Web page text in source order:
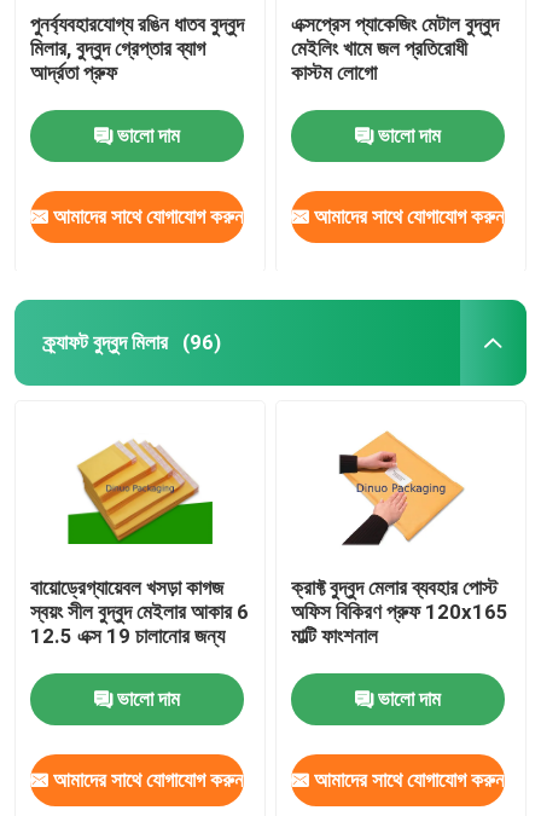
পুনর্ব্যবহারযোগ্য রঙিন ধাতব বুদ্বুদ
মিলার, বুদ্বুদ গ্রেপ্তার ব্যাগ
আর্দ্রতা প্রুফ
ভালো দাম
আমাদের সাথে যোগাযোগ করুন
এক্সপ্রেস প্যাকেজিং মেটাল বুদ্বুদ
মেইলিং খামে জল প্রতিরোধী
কাস্টম লোগো
ভালো দাম
আমাদের সাথে যোগাযোগ করুন
ক্র্যাফট বুদ্বুদ মিলার (96)
বায়োড্রেগ্যায়েবল খসড়া কাগজ
স্বয়ং সীল বুদ্বুদ মেইলার আকার 6
12.5 এক্স 19 চালানোর জন্য
ভালো দাম
আমাদের সাথে যোগাযোগ করুন
ক্রাফ্ট বুদ্বুদ মেলার ব্যবহার পোস্ট
অফিস বিকিরণ প্রুফ 120x165
মাল্টি ফাংশনাল
ভালো দাম
আমাদের সাথে যোগাযোগ করুন